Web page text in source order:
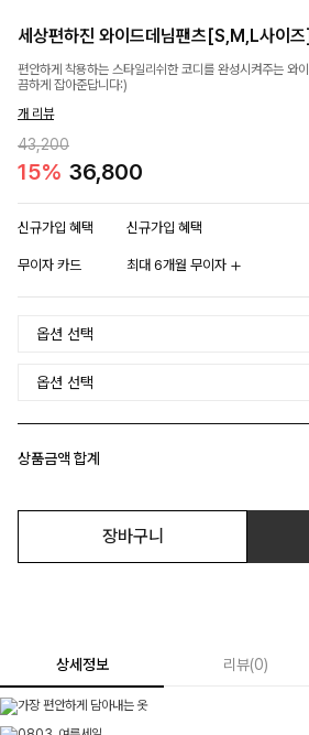
세상편하진 와이드데님팬츠[S,M,L사이
편안하게 착용하는 스타일리쉬한 코디를 완성시켜주는 와
끔하게 잡아준답니다:)
개 리뷰
43,200
15% 36,800
신규가입 혜택 신규가입 혜택
무이자 카드 최대 6개월 무이자
상품금액 합계
장바구니
상세정보 리뷰(0)